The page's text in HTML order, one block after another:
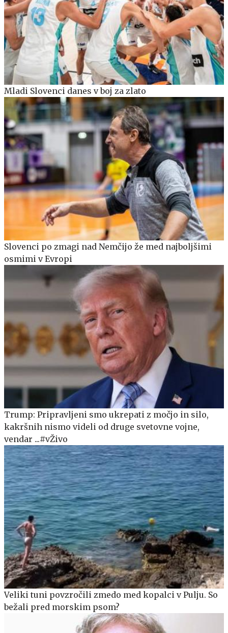
Mladi Slovenci danes v boj za zlato
Slovenci po zmagi nad Nemčijo že med najboljšimi
osmimi v Evropi
Trump: Pripravljeni smo ukrepati z močjo in silo,
kakršnih nismo videli od druge svetovne vojne,
vendar ...#vŽivo
Veliki tuni povzročili zmedo med kopalci v Pulju. So
bežali pred morskim psom?